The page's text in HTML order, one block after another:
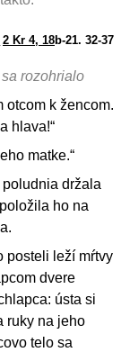
2 Kr 4, 18b-21. 32-37
rozohrialo
otcom k žencom.
hlava!“
matke.“
držala
ho na
posteli leží mŕtvy
dvere
ústa si
ruky na jeho
telo sa